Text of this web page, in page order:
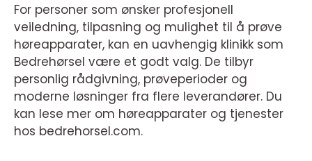
For personer som ønsker profesjonell
veiledning, tilpasning og mulighet til å prøve
høreapparater, kan en uavhengig klinikk som
Bedrehørsel være et godt valg. De tilbyr
personlig rådgivning, prøveperioder og
moderne løsninger fra flere leverandører. Du
kan lese mer om høreapparater og tjenester
hos bedrehorsel.com.